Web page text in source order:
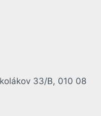
33/B, 010 08